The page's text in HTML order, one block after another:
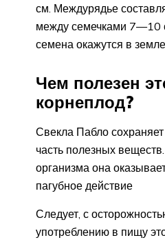
см. Междурядье
между семечками 7—10
семена окажутся в
Чем полезен
корнеплод?
Свекла Пабло
часть полезных
организма она
пагубное действие
Следует, с
употреблению в пищу